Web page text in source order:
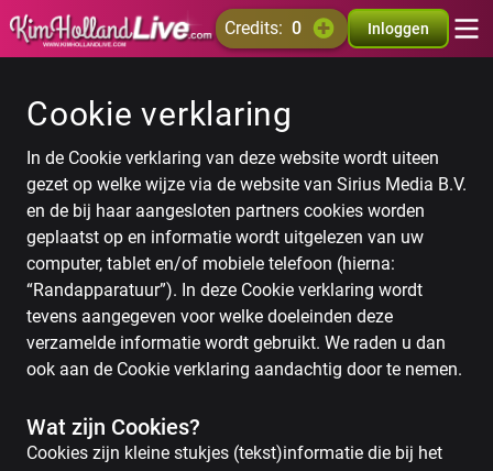
credits: 0 Inloggen
Cookie verklaring
In de Cookie verklaring van deze website wordt uiteen
gezet op welke wijze via de website van Sirius Media B.V.
en de bij haar aangesloten partners cookies worden
geplaatst op en informatie wordt uitgelezen van uw
computer, tablet en/of mobiele telefoon (hierna:
“Randapparatuur”). In deze Cookie verklaring wordt
tevens aangegeven voor welke doeleinden deze
verzamelde informatie wordt gebruikt. We raden u dan
ook aan de Cookie verklaring aandachtig door te nemen.
Wat zijn Cookies?
Cookies zijn kleine stukjes (tekst)informatie die bij het